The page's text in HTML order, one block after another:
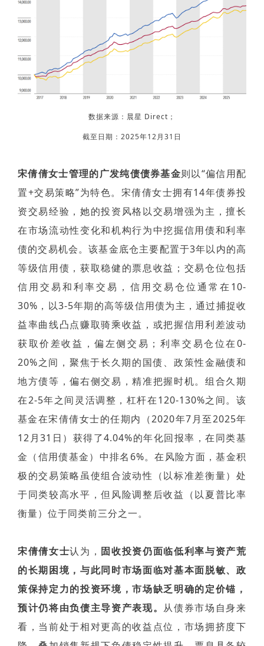
数据来源：晨星 Direct；
截至日期：2025年12月31日
宋倩倩女士管理的广发纯债债券基金则以“偏信用配
置+交易策略”为特色。宋倩倩女士拥有14年债券投
资交易经验，她的投资风格以交易增强为主，擅长
在市场流动性变化和机构行为中挖掘信用债和利率
债的交易机会。该基金底仓主要配置于3年以内的高
等级信用债，获取稳健的票息收益；交易仓位包括
信用交易和利率交易，信用交易仓位通常在10-
30%，以3-5年期的高等级信用债为主，通过捕捉收
益率曲线凸点赚取骑乘收益，或把握信用利差波动
获取价差收益，偏左侧交易；利率交易仓位在0-
20%之间，聚焦于长久期的国债、政策性金融债和
地方债等，偏右侧交易，精准把握时机。组合久期
在2-5年之间灵活调整，杠杆在120-130%之间。该
基金在宋倩倩女士的任期内（2020年7月至2025年
12月31日）获得了4.04%的年化回报率，在同类基
金（信用债基金）中排名6%。在风险方面，基金积
极的交易策略虽使组合波动性（以标准差衡量）处
于同类较高水平，但风险调整后收益（以夏普比率
衡量）位于同类前三分之一。
宋倩倩女士认为， 固收投资仍面临低利率与资产荒
的长期困境，与此同时市场面临对基本面脱敏、政
策保持定力的投资环境，市场缺乏明确的定价锚，
预计仍将由负债主导资产表现。 从债券市场自身来
看，当前处于相对更高的收益点位，市场拥挤度下